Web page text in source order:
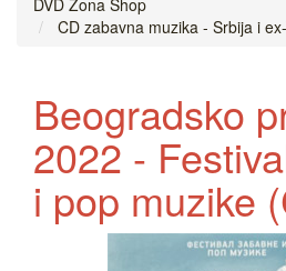
DVD Zona Shop
CD zabavna muzika - Srbija i
Beogradsko
2022 -
i pop muzike